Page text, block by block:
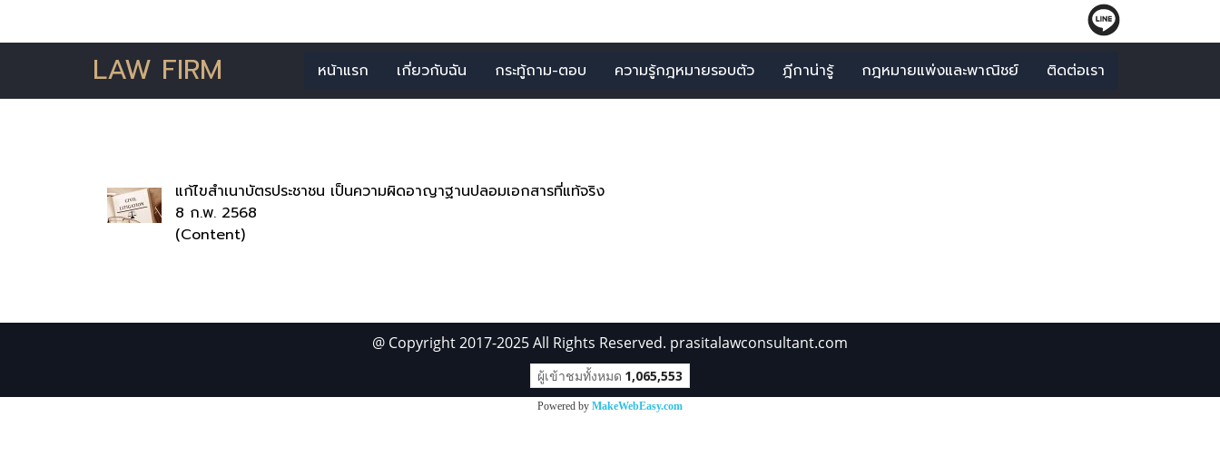
LAW FIRM หน้าแรก เกี่ยวกับฉัน กระทู้ถาม-ตอบ ความรู้กฎหมายรอบตัว ฎีกาน่ารู้ กฎหมายแพ่งและพาณิชย์ ติดต่อเรา
แก้ไขสำเนาบัตรประชาชน เป็นความผิดอาญาฐานปลอมเอกสารที่แท้จริง
8 ก.พ. 2568
(Content)
@ Copyright 2017-2025 All Rights Reserved. prasitalawconsultant.com
ผู้เข้าชมทั้งหมด 1,065,553
Powered by MakeWebEasy.com